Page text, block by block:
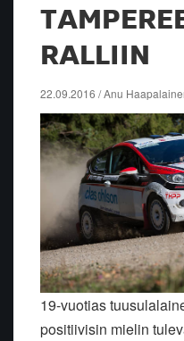
RALLIIN
22.09.2016 / Anu
19-vuotias
positiivisin mielin